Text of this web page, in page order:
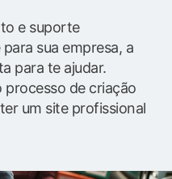
e suporte
sua empresa, a
para te ajudar.
de criação
um site profissional